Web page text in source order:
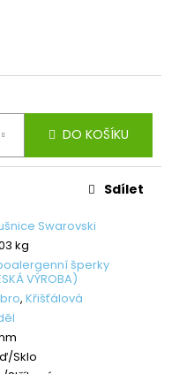
DO KOŠÍKU
Swarovski
kg
šperky
VÝROBA)
, Křišťálová
Sklo
Sdílet